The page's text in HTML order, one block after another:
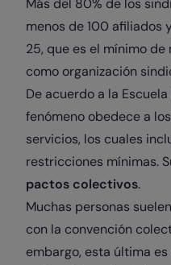
Más del 80% de los
menos de 100 afiliados
25, que es el mínimo
como organización
De acuerdo a la
fenómeno obedece a
servicios, los cuales
restricciones mínimas.
pactos colectivos.
Muchas personas
con la convención
embargo, esta última